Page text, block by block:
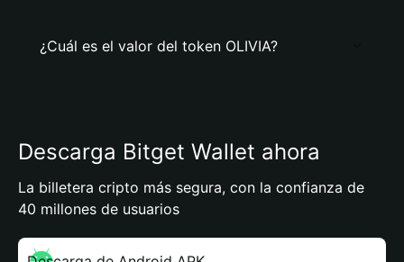
¿Cuál es el valor del token OLIVIA?
Descarga Bitget Wallet ahora
La billetera cripto más segura, con la confianza de
40 millones de usuarios